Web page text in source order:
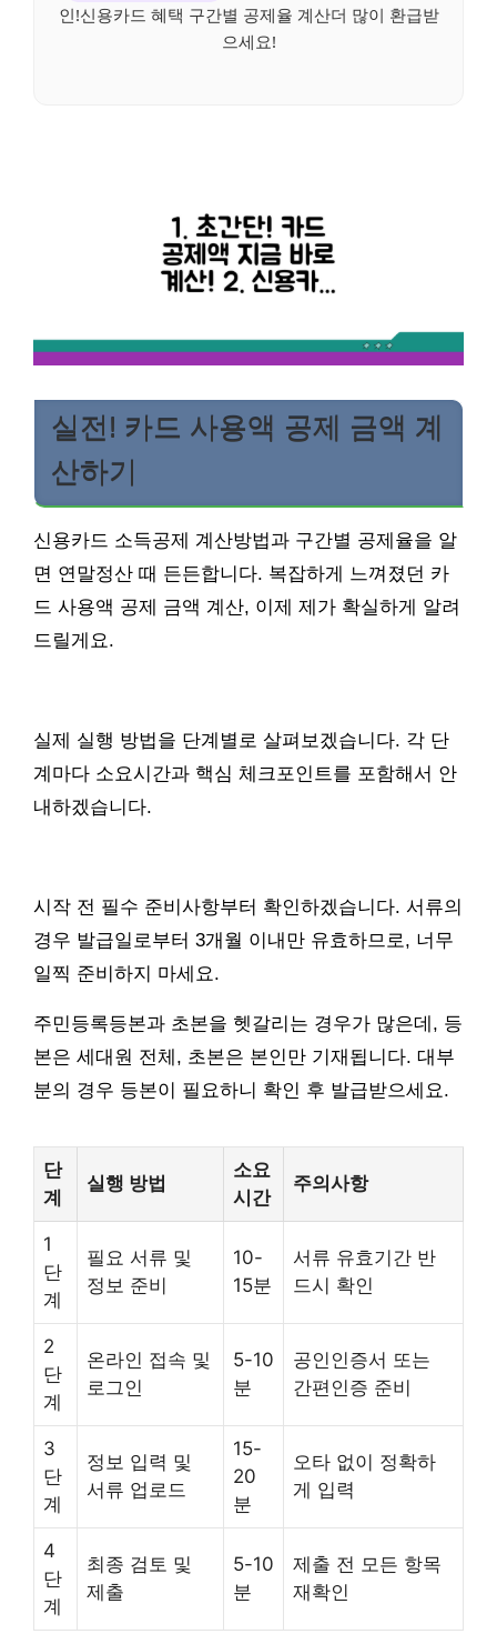
인!신용카드 혜택 구간별 공제율 계산더 많이 환급받
으세요!
실전! 카드 사용액 공제 금액 계
산하기
신용카드 소득공제 계산방법과 구간별 공제율을 알
면 연말정산 때 든든합니다. 복잡하게 느껴졌던 카
드 사용액 공제 금액 계산, 이제 제가 확실하게 알려
드릴게요.
실제 실행 방법을 단계별로 살펴보겠습니다. 각 단
계마다 소요시간과 핵심 체크포인트를 포함해서 안
내하겠습니다.
시작 전 필수 준비사항부터 확인하겠습니다. 서류의
경우 발급일로부터 3개월 이내만 유효하므로, 너무
일찍 준비하지 마세요.
주민등록등본과 초본을 헷갈리는 경우가 많은데, 등
본은 세대원 전체, 초본은 본인만 기재됩니다. 대부
분의 경우 등본이 필요하니 확인 후 발급받으세요.
단
계
실행 방법
소요
시간
주의사항
1
단
계
필요 서류 및
정보 준비
10-
15분
서류 유효기간 반
드시 확인
2
단
계
온라인 접속 및
로그인
5-10
분
공인인증서 또는
간편인증 준비
3
단
계
정보 입력 및
서류 업로드
15-
20
분
오타 없이 정확하
게 입력
4
단
계
최종 검토 및
제출
5-10
분
제출 전 모든 항목
재확인